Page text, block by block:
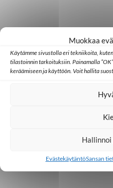
Muokkaa
Käytämme sivustolla eri tekniikoita,
tilastoinnin tarkoituksiin. Painamalla
keräämiseen ja käyttöön. Voit hallita
EvästekäytäntöSansan